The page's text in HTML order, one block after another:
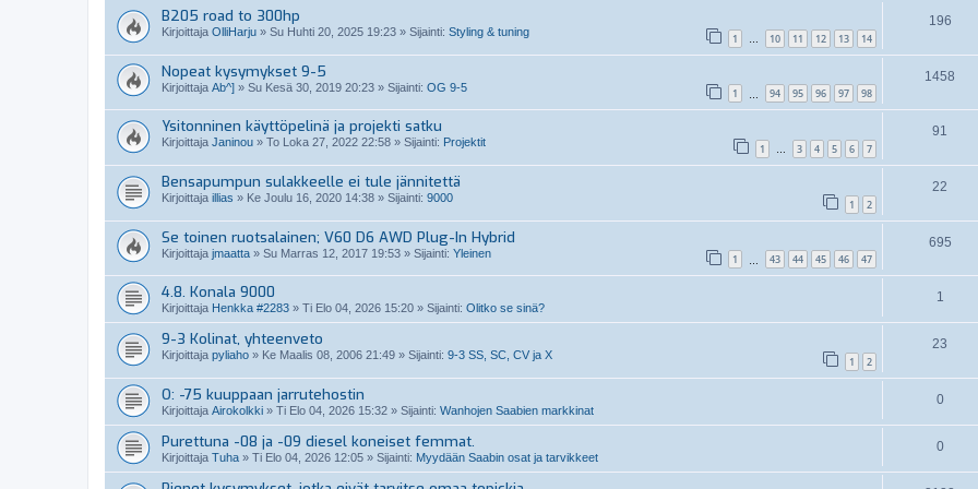
B205 road to 300hp
Kirjoittaja OlliHarju » Su Huhti 20, 2025 19:23 » Sijainti: Styling & tuning 1 … 10 11 12 13 14
196
Nopeat kysymykset 9-5
Kirjoittaja Ab^] » Su Kesä 30, 2019 20:23 » Sijainti: OG 9-5 1 94 95 96 97 98
1458
Ysitonninen käyttöpelinä ja projekti satku
Kirjoittaja Janinou » To Loka 27, 2022 22:58 » Sijainti: Projektit 1 … 3 4 5 6 7
91
Bensapumpun sulakkeelle ei tule jännitettä
Kirjoittaja illias » Ke Joulu 16, 2020 14:38 » Sijainti: 9000 1 2
22
Se toinen ruotsalainen; V60 D6 AWD Plug-In Hybrid
Kirjoittaja jmaatta » Su Marras 12, 2017 19:53 » Sijainti: Yleinen 1 43 44 45 46 47
695
4.8. Konala 9000
Kirjoittaja Henkka #2283 » Ti Elo 04, 2026 15:20 » Sijainti: Olitko se sinä?
1
9-3 Kolinat, yhteenveto
Kirjoittaja pyliaho » Ke Maalis 08, 2006 21:49 » Sijainti: 9-3 SS, SC, CV ja X 1 2
23
O: -75 kuuppaan jarrutehostin
Kirjoittaja Airokolkki » Ti Elo 04, 2026 15:32 » Sijainti: Wanhojen Saabien markkinat
0
Purettuna -08 ja -09 diesel koneiset femmat.
Kirjoittaja Tuha » Ti Elo 04, 2026 12:05 » Sijainti: Myydään Saabin osat ja tarvikkeet
0